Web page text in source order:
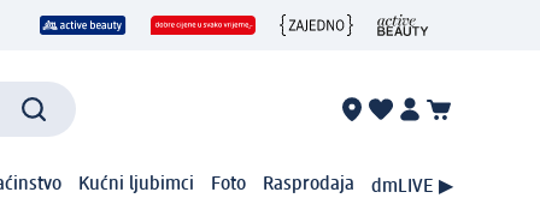
Kućni ljubimci Foto Rasprodaja dmLIVE ▶